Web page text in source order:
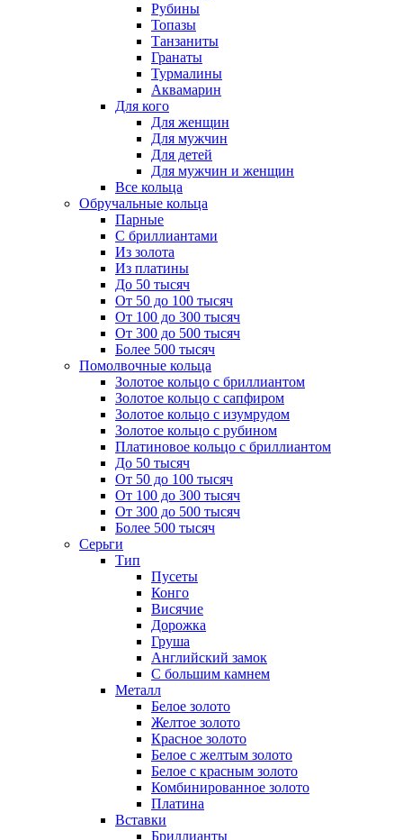
Рубины
Топазы
Танзаниты
Гранаты
Турмалины
Аквамарин
Для кого
Для женщин
Для мужчин
Для детей
Для мужчин и женщин
Все кольца
Обручальные кольца
Парные
С бриллиантами
Из золота
Из платины
До 50 тысяч
От 50 до 100 тысяч
От 100 до 300 тысяч
От 300 до 500 тысяч
Более 500 тысяч
Помолвочные кольца
Золотое кольцо с бриллиантом
Золотое кольцо с сапфиром
Золотое кольцо с изумрудом
Золотое кольцо с рубином
Платиновое кольцо с бриллиантом
До 50 тысяч
От 50 до 100 тысяч
От 100 до 300 тысяч
От 300 до 500 тысяч
Более 500 тысяч
Серьги
Тип
Пусеты
Конго
Висячие
Дорожка
Груша
Английский замок
С большим камнем
Металл
Белое золото
Желтое золото
Красное золото
Белое с желтым золото
Белое с красным золото
Комбинированное золото
Платина
Вставки
Бриллианты